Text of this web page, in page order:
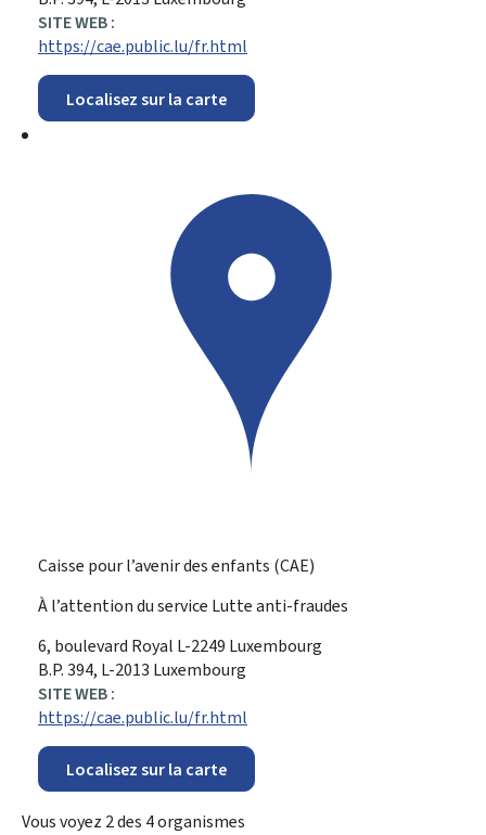
SITE WEB :
https://cae.public.lu/fr.html
Localisez sur la carte
Caisse pour l’avenir des enfants (CAE)
À l’attention du service Lutte anti-fraudes
ADRESSE
:
6, boulevard Royal L-2249 Luxembourg
B.P. 394, L-2013 Luxembourg
SITE WEB :
https://cae.public.lu/fr.html
Localisez sur la carte
Vous voyez 2des 4organismes